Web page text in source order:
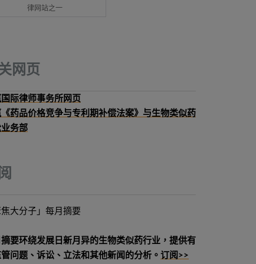
律网站之一
网页
际律师事务所网页
《药品价格竞争与专利期补偿法案》与生物类似药
务部
焦大分子」每月摘要
要环绕发展日新月异的生物类似药行业，提供有
问题、诉讼、立法和其他新闻的分析。 订阅>>